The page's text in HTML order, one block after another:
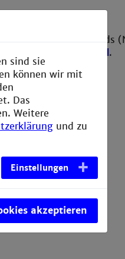
and Defects in Solids
.
sind sie
können wir mit
Das
Weitere
und zu
Einstellungen
akzeptieren